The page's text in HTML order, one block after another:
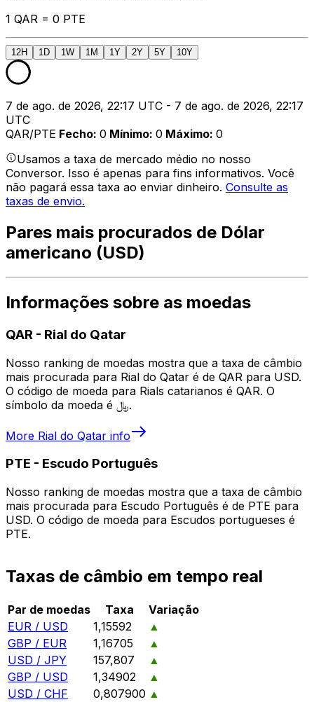
1 QAR = 0 PTE
12H 1D 1W 1M 1Y 2Y 5Y 10Y
7 de ago. de 2026, 22:17 UTC - 7 de ago. de 2026, 22:17
UTC
QAR/PTE Fecho: 0 Mínimo: 0 Máximo: 0
Usamos a taxa de mercado médio no nosso
Conversor. Isso é apenas para fins informativos. Você
não pagará essa taxa ao enviar dinheiro. Consulte as
taxas de envio.
Pares mais procurados de Dólar
americano (USD)
Informações sobre as moedas
QAR - Rial do Qatar
Nosso ranking de moedas mostra que a taxa de câmbio
mais procurada para Rial do Qatar é de QAR para USD.
O código de moeda para Rials catarianos é QAR. O
símbolo da moeda é ﷼.
More Rial do Qatar info
PTE - Escudo Português
Nosso ranking de moedas mostra que a taxa de câmbio
mais procurada para Escudo Português é de PTE para
USD. O código de moeda para Escudos portugueses é
PTE.
Taxas de câmbio em tempo real
Par de moedas Taxa
Variação
EUR / USD
1,15592
▲
GBP / EUR
1,16705
▲
USD / JPY
157,807
▲
GBP / USD
1,34902
▲
USD / CHF
0,807900 ▲